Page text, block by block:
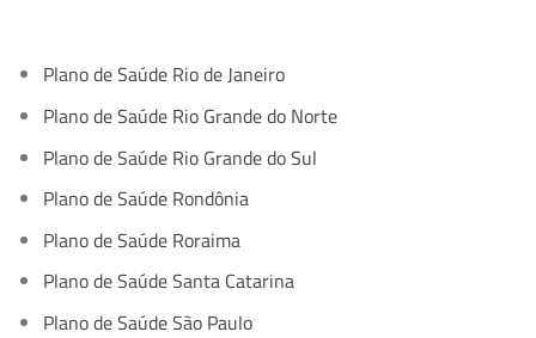
Plano de Saúde Rio de Janeiro
Plano de Saúde Rio Grande do Norte
Plano de Saúde Rio Grande do Sul
Plano de Saúde Rondônia
Plano de Saúde Roraima
Plano de Saúde Santa Catarina
Plano de Saúde São Paulo